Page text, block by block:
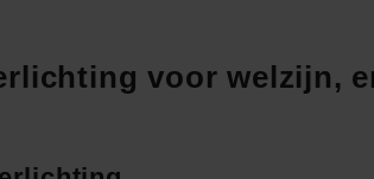
voor welzijn,